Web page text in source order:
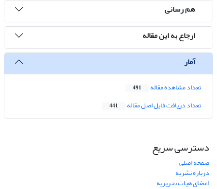
هم رسانی
ارجاع به این مقاله
آمار
تعداد مشاهده مقاله 491
تعداد دریافت فایل اصل مقاله 441
دسترسی سریع
صفحه اصلی
درباره نشریه
اعضای هیات تحریریه